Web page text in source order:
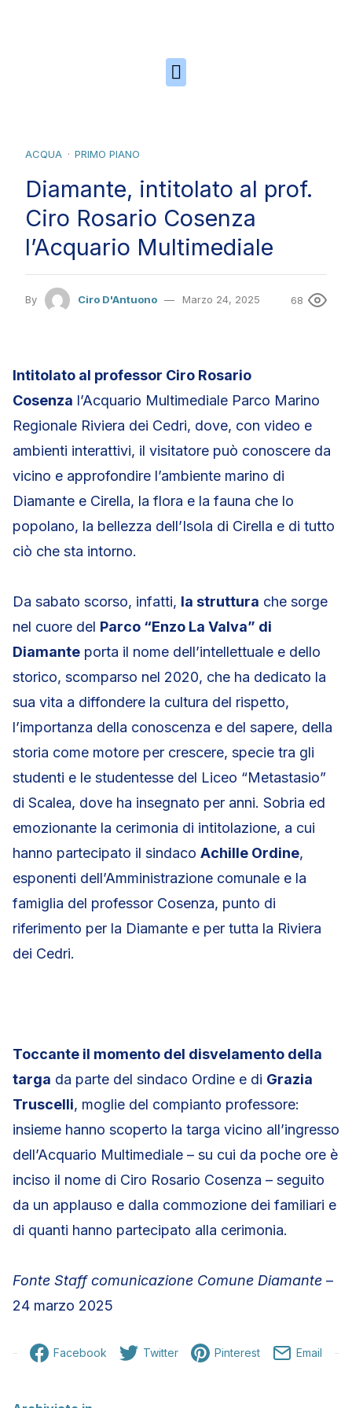
ACQUA PRIMO PIANO
Diamante, intitolato al prof.
Ciro Rosario Cosenza
l’Acquario Multimediale
By Ciro D'Antuono Marzo 24, 2025 68
Intitolato al professor Ciro Rosario
Cosenza l’Acquario Multimediale Parco Marino
Regionale Riviera dei Cedri, dove, con video e
ambienti interattivi, il visitatore può conoscere da
vicino e approfondire l’ambiente marino di
Diamante e Cirella, la flora e la fauna che lo
popolano, la bellezza dell’Isola di Cirella e di tutto
ciò che sta intorno.
Da sabato scorso, infatti, la struttura che sorge
nel cuore del Parco “Enzo La Valva” di
Diamante porta il nome dell’intellettuale e dello
storico, scomparso nel 2020, che ha dedicato la
sua vita a diffondere la cultura del rispetto,
l’importanza della conoscenza e del sapere, della
storia come motore per crescere, specie tra gli
studenti e le studentesse del Liceo “Metastasio”
di Scalea, dove ha insegnato per anni. Sobria ed
emozionante la cerimonia di intitolazione, a cui
hanno partecipato il sindaco Achille Ordine,
esponenti dell’Amministrazione comunale e la
famiglia del professor Cosenza, punto di
riferimento per la Diamante e per tutta la Riviera
dei Cedri.
Toccante il momento del disvelamento della
targa da parte del sindaco Ordine e di Grazia
Truscelli, moglie del compianto professore:
insieme hanno scoperto la targa vicino all’ingresso
dell’Acquario Multimediale – su cui da poche ore è
inciso il nome di Ciro Rosario Cosenza – seguito
da un applauso e dalla commozione dei familiari e
di quanti hanno partecipato alla cerimonia.
Fonte Staff comunicazione Comune Diamante –
24 marzo 2025
Facebook Twitter Pinterest Email